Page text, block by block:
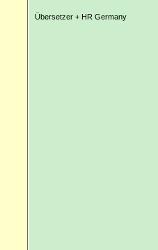
Übersetzer + HR Germany